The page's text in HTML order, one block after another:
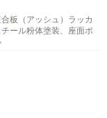
板（アッシュ）ラッカ
ール粉体塗装、座面ポ